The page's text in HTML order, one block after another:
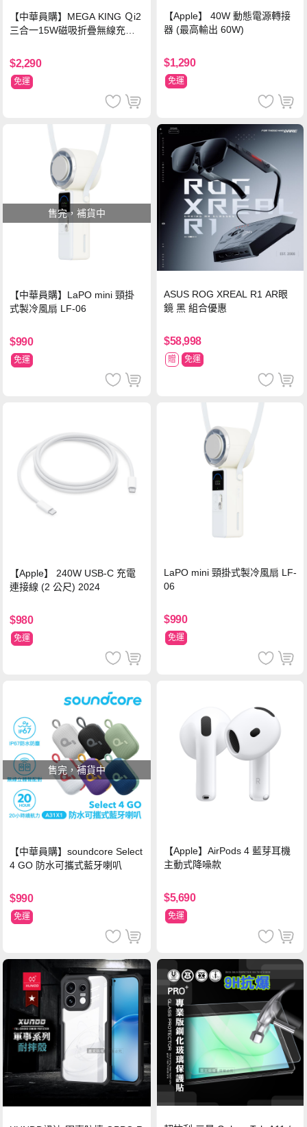
【中華員購】MEGA KING Ｑi2
三合一15W磁吸折疊無線充電
$2,290
免運
【Apple】 40W 動態電源轉接
器 (最高輸出 60W)
$1,290
免運
售完，補貨中
【中華員購】LaPO mini 頸掛
式製冷風扇 LF-06
$990
免運
ASUS ROG XREAL R1 AR眼
鏡 黑 組合優惠
$58,998
贈 免運
【Apple】 240W USB-C 充電
連接線 (2 公尺) 2024
$980
免運
LaPO mini 頸掛式製冷風扇 LF-
06
$990
免運
售完，補貨中
【中華員購】soundcore Select
4 GO 防水可攜式藍牙喇叭
$990
免運
【Apple】AirPods 4 藍芽耳機
主動式降噪款
$5,690
免運